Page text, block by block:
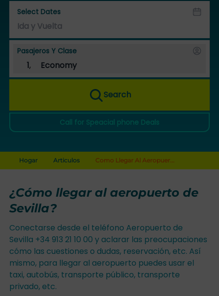
Select Dates
Pasajeros Y Clase
1, Economy
Search
Call for Speacial phone Deals
Hogar Articulos Como Llegar Al Aeropuer...
¿Cómo llegar al aeropuerto de
Sevilla?
Conectarse desde el teléfono Aeropuerto de
Sevilla +34 913 21 10 00 y aclarar las preocupaciones
cómo las cuestiones o dudas, reservación, etc. Así
mismo, para llegar al aeropuerto puedes usar el
taxi, autobús, transporte público, transporte
privado, etc.